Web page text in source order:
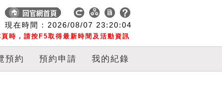
現在時間 : 2026/08/07 23:20:05
時，請按F5取得最新時間及活動資訊
預約 預約申請 我的紀錄